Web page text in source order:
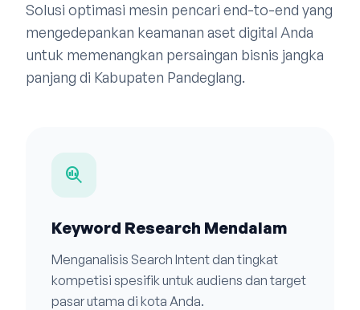
Solusi optimasi mesin pencari end-to-end yang
mengedepankan keamanan aset digital Anda
untuk memenangkan persaingan bisnis jangka
panjang di Kabupaten Pandeglang.
search_insights
Keyword Research Mendalam
Menganalisis Search Intent dan tingkat
kompetisi spesifik untuk audiens dan target
pasar utama di kota Anda.